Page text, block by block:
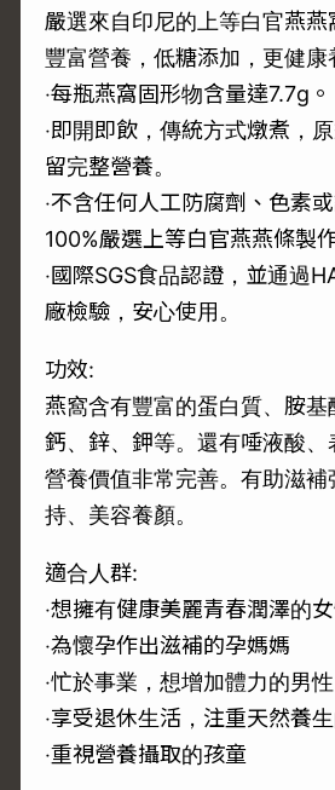
嚴選來自印尼的上等白官燕燕
豐富營養，低糖添加，更健康
‧每瓶燕窩固形物含量達7.7g。
‧即開即飲，傳統方式燉煮，
留完整營養。
‧不含任何人工防腐劑、色素
100%嚴選上等白官燕燕條製
‧國際SGS食品認證，並通過
廠檢驗，安心使用。
功效:
燕窩含有豐富的蛋白質、胺基
鈣、鋅、鉀等。還有唾液酸、
營養價值非常完善。有助滋補
持、美容養顏。
適合人群:
‧想擁有健康美麗青春潤澤的
‧為懷孕作出滋補的孕媽媽
‧忙於事業，想增加體力的男性
‧享受退休生活，注重天然養
‧重視營養攝取的孩童